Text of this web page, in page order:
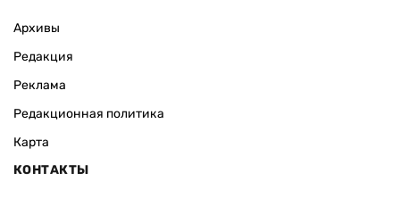
Архивы
Редакция
Реклама
Редакционная политика
Карта
КОНТАКТЫ